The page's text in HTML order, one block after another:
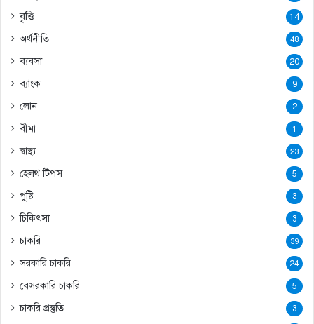
বৃত্তি 14
অর্থনীতি 48
ব্যবসা 20
ব্যাংক 9
লোন 2
বীমা 1
স্বাস্থ্য 23
হেলথ টিপস 5
পুষ্টি 3
চিকিৎসা 3
চাকরি 39
সরকারি চাকরি 24
বেসরকারি চাকরি 5
চাকরি প্রস্তুতি 3